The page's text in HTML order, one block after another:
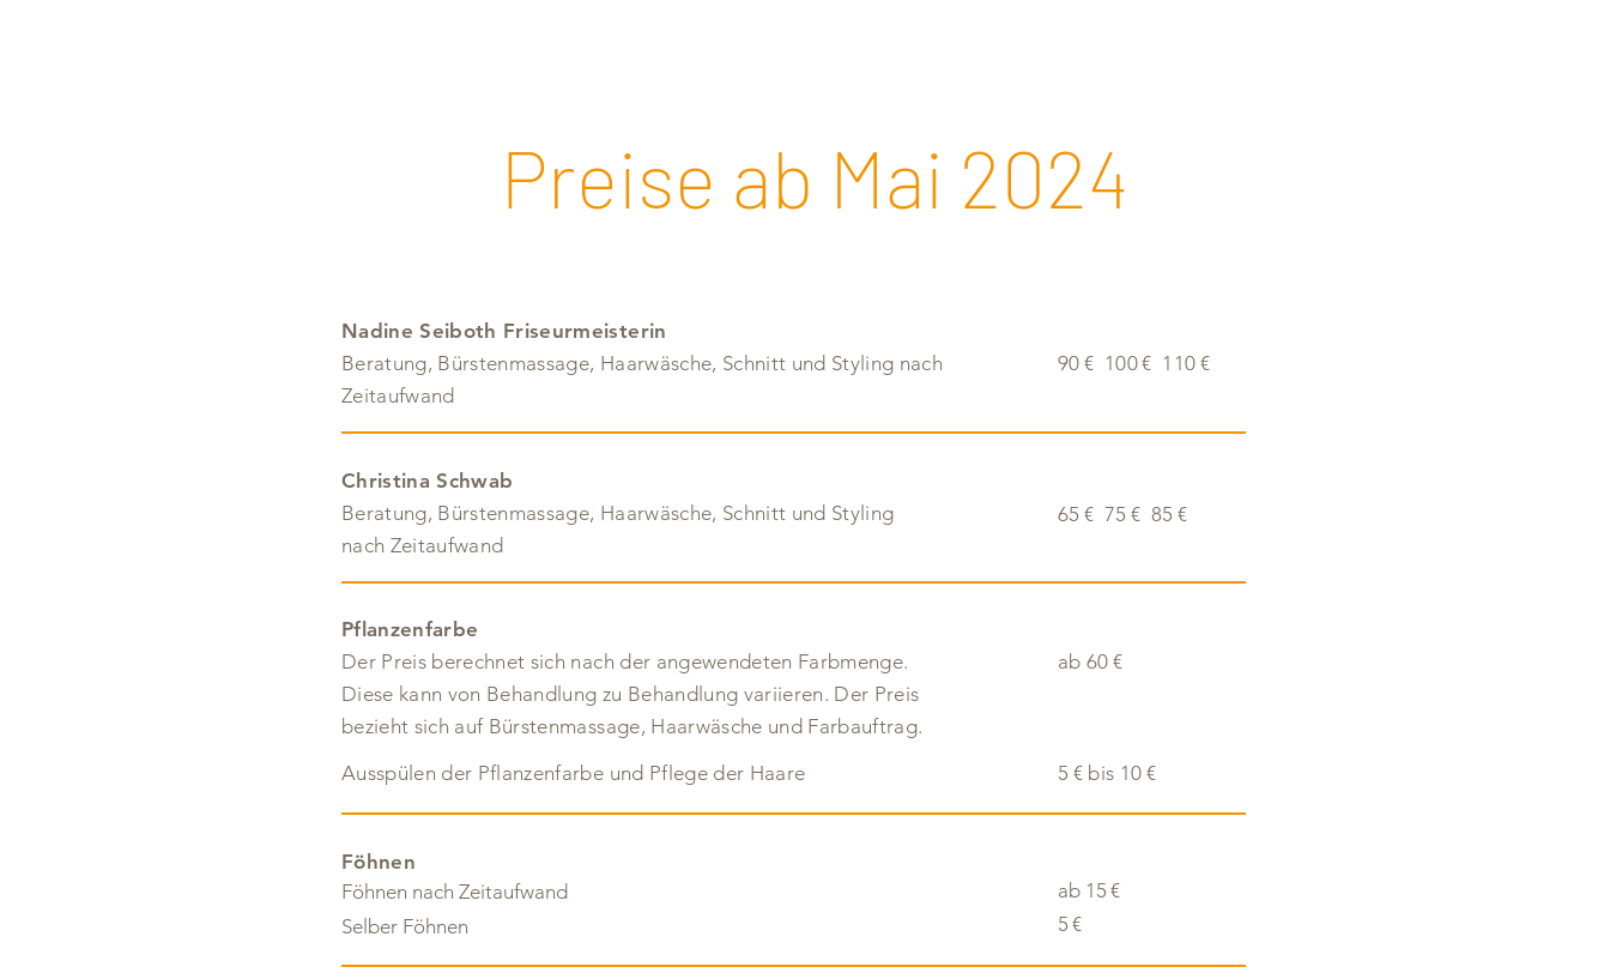
Preise ab Mai 2024
Nadine Seiboth Friseurmeisterin
Beratung, Bürstenmassage, Haarwäsche, Schnitt und ­Styling nach
Zeitaufwand
90 € 100 € 110 €
Christina Schwab
Beratung, Bürstenmassage, Haarwäsche, Schnitt und ­Styling
nach Zeitaufwand
65 € 75 € 85 €
Pflanzenfarbe
Der Preis berechnet sich nach der angewendeten Farbmenge.
Diese kann von Be­handlung zu ­Behandlung variieren. Der Preis
bezieht sich auf ­Bürstenmassage, Haarwäsche und Farbauftrag.
ab 60 €
Ausspülen der Pflanzenfarbe und Pflege der Haare 5 € bis 10 €
Föhnen
Föhnen nach Zeitaufwand
Selber Föhnen
ab 15 €
5 €